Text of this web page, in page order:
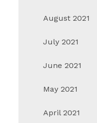
August 2021
July 2021
June 2021
May 2021
April 2021